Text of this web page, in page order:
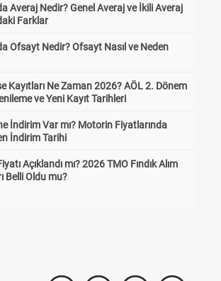
Averaj Nedir? Genel Averaj ve İkili Averaj
Farklar
Ofsayt Nedir? Ofsayt Nasıl ve Neden
Kayıtları Ne Zaman 2026? AÖL 2. Dönem
ve Yeni Kayıt Tarihleri
İndirim Var mı? Motorin Fiyatlarında
İndirim Tarihi
Açıklandı mı? 2026 TMO Fındık Alım
Belli Oldu mu?